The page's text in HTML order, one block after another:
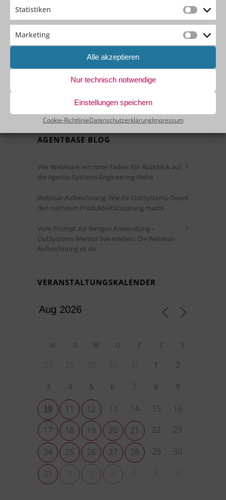
Statistiken
Marketing
Alle akzeptieren
Nur technisch notwendige
Einstellungen speichern
Cookie-RichtlinieDatenschutzerklärungImpressum
die Zugangsdaten.
url=”https://app.getresponse.com/view_webform_v2.js?
u=BcVEm&webforms_id=44897101″ css=”on”
AGENTBASE BLOG
Vier Webinare, ein roter Faden: Ein Rückblick auf
die Agentic-Systems-Engineering-Reihe
Webinar-Aufzeichnung: Wie Ihr OutSystems-Team
den nächsten Produktivitätssprung macht
Vom Prompt zur fertigen Anwendung –
OutSystems Mentor live erleben: Die Webinar-
Aufzeichnung ist da
VERANSTALTUNGSKALENDER
M D M D F S S
1
2
3
4 5 6 7 8
9
10
11 12 13 14 15
16
17
18 19 20 21 22
23
24
25 26 27 28 29
30
31